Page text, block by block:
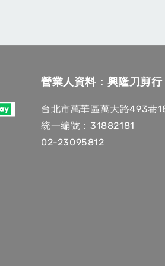
營業人資料：興隆刀剪行
台北市萬華區萬大路493巷
統一編號：31882181
02-23095812